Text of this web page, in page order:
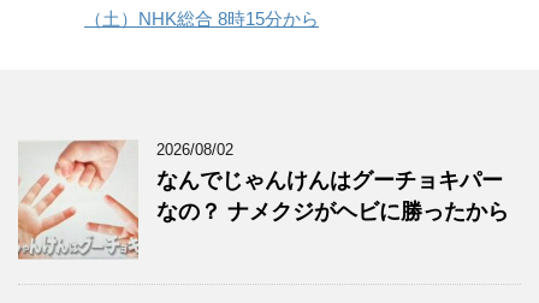
（土）NHK総合 8時15分から
2026/08/02
なんでじゃんけんはグーチョキパー
なの？ ナメクジがヘビに勝ったから